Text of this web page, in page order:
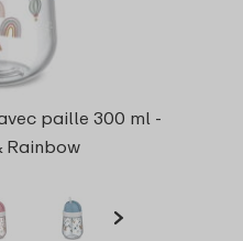
paille 300 ml -
Rainbow